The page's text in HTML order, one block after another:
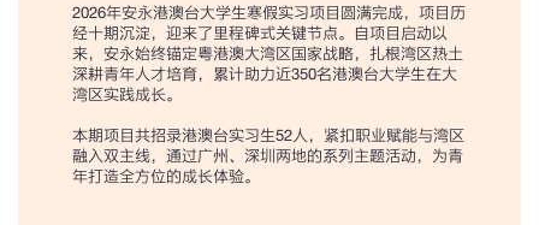
2026年安永港澳台大学生寒假实习项目圆满完成，项目历
经十期沉淀，迎来了里程碑式关键节点。自项目启动以
来，安永始终锚定粤港澳大湾区国家战略，扎根湾区热土
深耕青年人才培育，累计助力近350名港澳台大学生在大
湾区实践成长。
本期项目共招录港澳台实习生52人，紧扣职业赋能与湾区
融入双主线，通过广州、深圳两地的系列主题活动，为青
年打造全方位的成长体验。